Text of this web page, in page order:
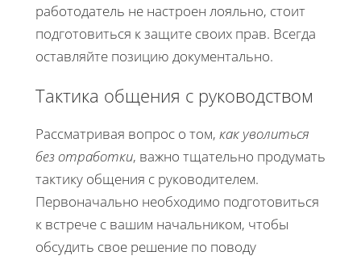
работодатель не настроен лояльно, стоит
подготовиться к защите своих прав. Всегда
оставляйте позицию документально.
Тактика общения с руководством
Рассматривая вопрос о том, как уволиться
без отработки, важно тщательно продумать
тактику общения с руководителем.
Первоначально необходимо подготовиться
к встрече с вашим начальником, чтобы
обсудить свое решение по поводу